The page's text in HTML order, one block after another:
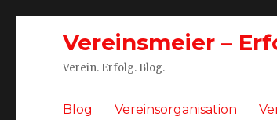
Vereinsmeier –
Verein. Erfolg. Blog.
Blog Vereinsorganisation